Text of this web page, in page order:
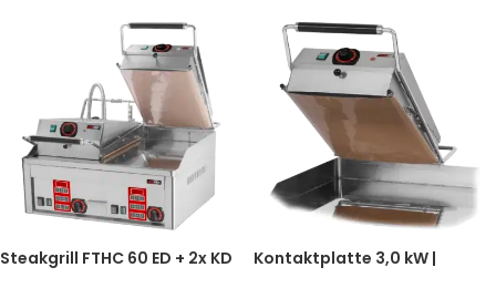
Steakgrill FTHC 60 ED + 2x KD
Kontaktplatte 3,0 kW |